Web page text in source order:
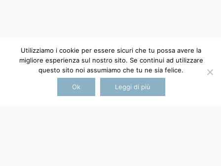
Utilizziamo i cookie per essere sicuri che tu possa avere la
migliore esperienza sul nostro sito. Se continui ad utilizzare
questo sito noi assumiamo che tu ne sia felice.
Ok Leggi di più